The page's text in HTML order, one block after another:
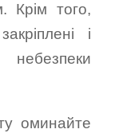
Крім того,
і
оминайте